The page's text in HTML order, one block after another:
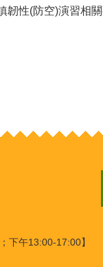
韌性(防空)演習相
午13:00-17:00】